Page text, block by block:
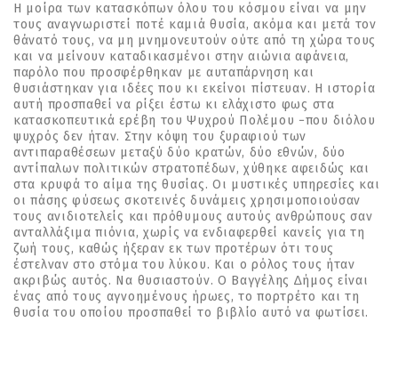
H µοίρα των κατασκόπων όλου του κόσµου είναι να µην
τους αναγνωριστεί ποτέ καµιά θυσία, ακόµα και µετά τον
θάνατό τους, να µη µνηµονευτούν ούτε από τη χώρα τους
και να µείνουν καταδικασµένοι στην αιώνια αφάνεια,
παρόλο που προσφέρθηκαν µε αυταπάρνηση και
θυσιάστηκαν για ιδέες που κι εκείνοι πίστευαν. Η ιστορία
αυτή προσπαθεί να ρίξει έστω κι ελάχιστο φως στα
κατασκοπευτικά ερέβη του Ψυχρού Πολέµου −που διόλου
ψυχρός δεν ήταν. Στην κόψη του ξυραφιού των
αντιπαραθέσεων µεταξύ δύο κρατών, δύο εθνών, δύο
αντίπαλων πολιτικών στρατοπέδων, χύθηκε αφειδώς και
στα κρυφά το αίµα της θυσίας. Οι µυστικές υπηρεσίες και
οι πάσης φύσεως σκοτεινές δυνάµεις χρησιµοποιούσαν
τους ανιδιοτελείς και πρόθυµους αυτούς ανθρώπους σαν
ανταλλάξιµα πιόνια, χωρίς να ενδιαφερθεί κανείς για τη
ζωή τους, καθώς ήξεραν εκ των προτέρων ότι τους
έστελναν στο στόµα του λύκου. Και ο ρόλος τους ήταν
ακριβώς αυτός. Να θυσιαστούν. Ο Βαγγέλης ∆ήµος είναι
ένας από τους αγνοηµένους ήρωες, το πορτρέτο και τη
θυσία του οποίου προσπαθεί το βιβλίο αυτό να φωτίσει.